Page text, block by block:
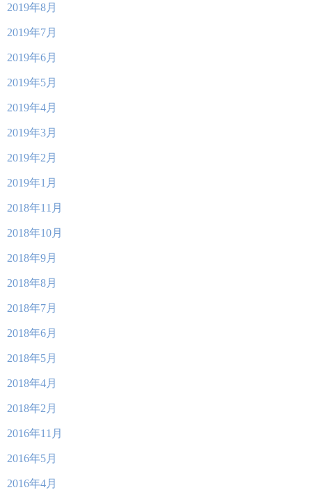
2019年8月
2019年7月
2019年6月
2019年5月
2019年4月
2019年3月
2019年2月
2019年1月
2018年11月
2018年10月
2018年9月
2018年8月
2018年7月
2018年6月
2018年5月
2018年4月
2018年2月
2016年11月
2016年5月
2016年4月